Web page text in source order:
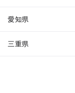
愛知県
三重県